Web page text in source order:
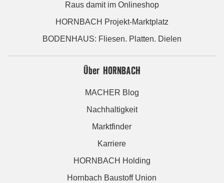
Raus damit im Onlineshop
HORNBACH Projekt-Marktplatz
BODENHAUS: Fliesen. Platten. Dielen
Über HORNBACH
MACHER Blog
Nachhaltigkeit
Marktfinder
Karriere
HORNBACH Holding
Hornbach Baustoff Union